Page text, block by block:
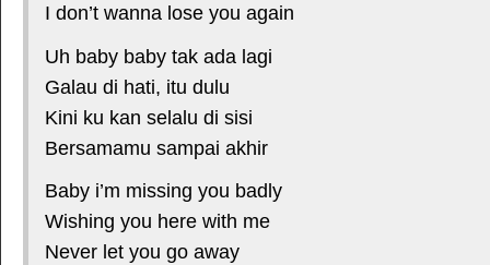
I don’t wanna lose you again
Uh baby baby tak ada lagi
Galau di hati, itu dulu
Kini ku kan selalu di sisi
Bersamamu sampai akhir
Baby i’m missing you badly
Wishing you here with me
Never let you go away